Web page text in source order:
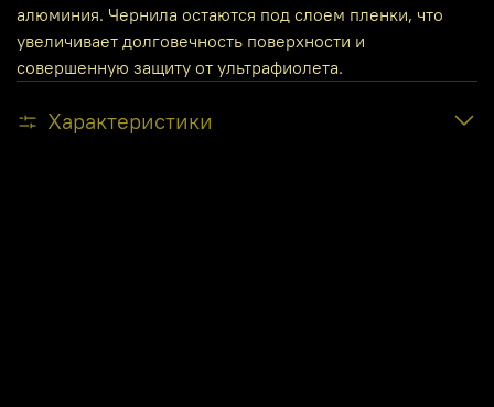
алюминия. Чернила остаются под слоем пленки, что
увеличивает долговечность поверхности и
совершенную защиту от ультрафиолета.
Характеристики